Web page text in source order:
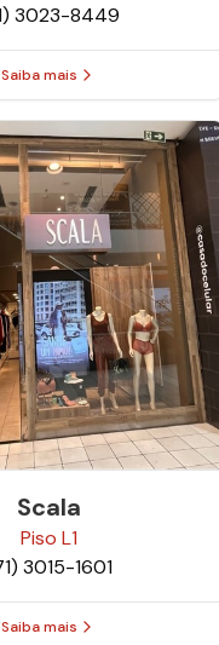
3023-8449
Saiba mais
Scala
Piso L1
3015-1601
Saiba mais